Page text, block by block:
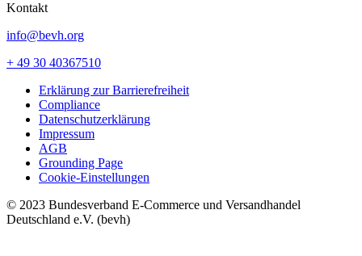
Kontakt
info@bevh.org
+ 49 30 40367510
Erklärung zur Barrierefreiheit
Compliance
Datenschutzerklärung
Impressum
AGB
Grounding Page
Cookie-Einstellungen
© 2023 Bundesverband E-Commerce und Versandhandel
Deutschland e.V. (bevh)